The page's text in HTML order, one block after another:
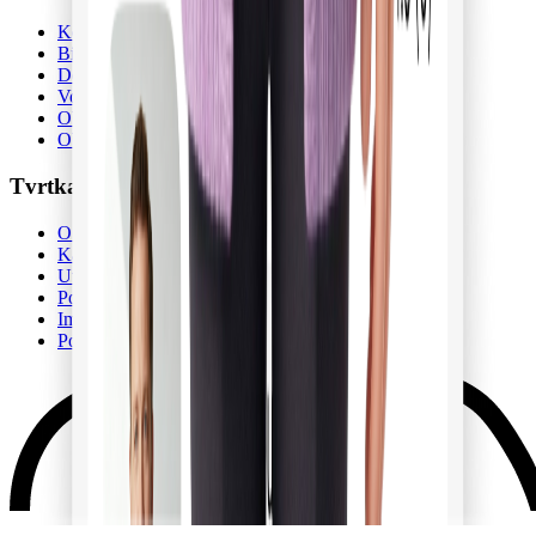
Kontakt
Bilten
Dokumentacija
Vodiči za njegu
Obrasci
Obrazovanje njegovatelja
Tvrtka
O nama
Karijera
Uvjeti korištenja
Politika privatnosti
Impresum
Postavke kolačića